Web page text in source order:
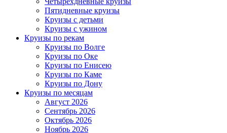
Пятидневные круизы
Круизы с детьми
Круизы с ужином
Круизы по рекам
Круизы по Волге
Круизы по Оке
Круизы по Енисею
Круизы по Каме
Круизы по Дону
Круизы по месяцам
Август 2026
Сентябрь 2026
Октябрь 2026
Ноябрь 2026